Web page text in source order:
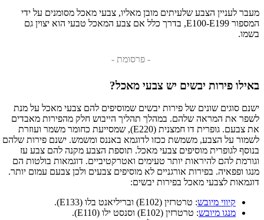
מעבר לעניין הצבע שלעיתים מובן מאליו, צבעי מאכל מסומנים על ידי
המספור E100-E199, בדרך כלל אם צבע המאכל טבעי הוא יצוין גם
בשמו.
- פרסומת -
באילו פירות יבשים יש צבעי מאכל?
ישנם סוגים שונים של פירות יבשים שמוסיפים להם צבעי מאכל על מנת
לשפר את המראה שלהם. במהלך תהליך הייבוש חלק מהפירות מאבדים
את צבעם. גופרית דו חמצנית (E220), שמסייעת כחומר משמר ועוזרת
לשמור על הצבע, משמשת ככזו לדוגמא באננס ומשמש. ישנם פירות שלהם
בנוסף לגופרית מוסיפים צבעי מאכל. תוספת הצבע מקנה להם צבע עז
וגורמת להם להיראות יותר טעימים ואטרקטיביים. דוגמאות בולטות הם
מנגו ופפאיה. בפירות אורגניים לא מוסיפים צבעים ולכן צבעם עמום יותר.
דוגמאות לצבעי מאכל בפירות יבשים:
קיווי מיובש: טרטרזין (E102) ובריליאנט בלו (E133).
מנגו מיובש: טרטרזין (E102) וסנסט ילו (E110).